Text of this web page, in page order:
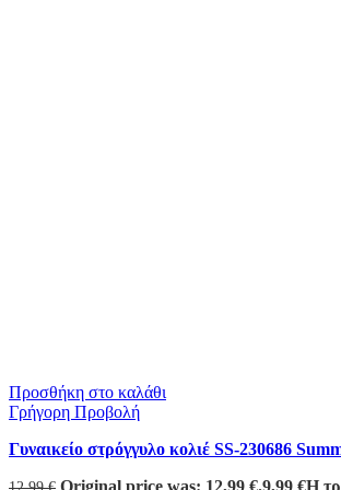
Προσθήκη στο καλάθι
Γρήγορη Προβολή
Γυναικείο στρόγγυλο κολιέ SS-230686
Original price was: 12,99 €.9,99 €Η